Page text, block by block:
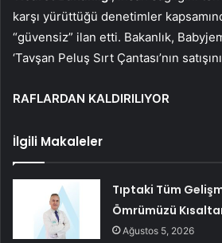
karşı yürüttüğü denetimler
“güvensiz” ilan etti. Bakanlık,
‘Tavşan Peluş Sırt Çantası’nın
RAFLARDAN KALDIRILIYOR
İlgili Makaleler
Tıptaki Tüm
Ömrümüzü
Ağustos 5, 2026